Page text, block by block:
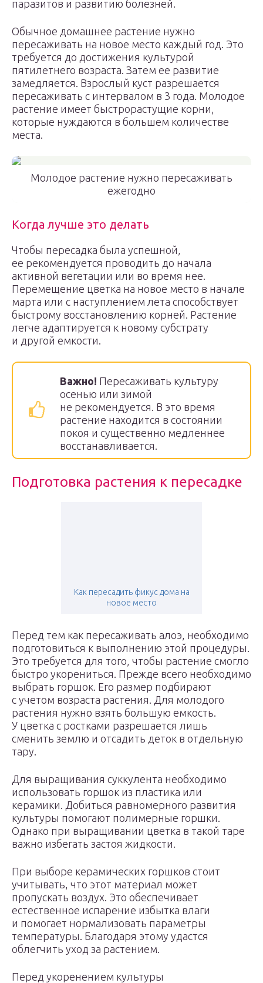
паразитов и развитию болезней.
Обычное домашнее растение нужно
пересаживать на новое место каждый год. Это
требуется до достижения культурой
пятилетнего возраста. Затем ее развитие
замедляется. Взрослый куст разрешается
пересаживать с интервалом в 3 года. Молодое
растение имеет быстрорастущие корни,
которые нуждаются в большем количестве
места.
Молодое растение нужно пересаживать
ежегодно
Когда лучше это делать
Чтобы пересадка была успешной,
ее рекомендуется проводить до начала
активной вегетации или во время нее.
Перемещение цветка на новое место в начале
марта или с наступлением лета способствует
быстрому восстановлению корней. Растение
легче адаптируется к новому субстрату
и другой емкости.
Важно! Пересаживать культуру
осенью или зимой
не рекомендуется. В это время
растение находится в состоянии
покоя и существенно медленнее
восстанавливается.
Подготовка растения к пересадке
Как пересадить фикус дома на
новое место
Перед тем как пересаживать алоэ, необходимо
подготовиться к выполнению этой процедуры.
Это требуется для того, чтобы растение смогло
быстро укорениться. Прежде всего необходимо
выбрать горшок. Его размер подбирают
с учетом возраста растения. Для молодого
растения нужно взять большую емкость.
У цветка с ростками разрешается лишь
сменить землю и отсадить деток в отдельную
тару.
Для выращивания суккулента необходимо
использовать горшок из пластика или
керамики. Добиться равномерного развития
культуры помогают полимерные горшки.
Однако при выращивании цветка в такой таре
важно избегать застоя жидкости.
При выборе керамических горшков стоит
учитывать, что этот материал может
пропускать воздух. Это обеспечивает
естественное испарение избытка влаги
и помогает нормализовать параметры
температуры. Благодаря этому удастся
облегчить уход за растением.
Перед укоренением культуры